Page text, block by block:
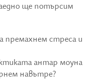
ще потърсим
премахнем стреса и
антар моуна
навътре?